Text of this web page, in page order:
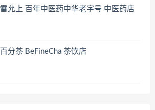
雷允上 百年中医药中华老字号 中医药店
百分茶 BeFineCha 茶饮店